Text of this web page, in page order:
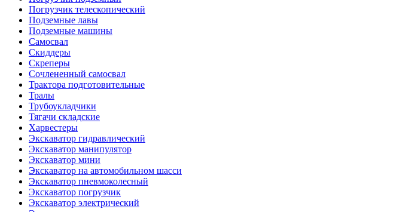
Погрузчик телескопический
Подземные лавы
Подземные машины
Самосвал
Скиддеры
Скреперы
Сочлененный самосвал
Трактора подготовительные
Тралы
Трубоукладчики
Тягачи складские
Харвестеры
Экскаватор гидравлический
Экскаватор манипулятор
Экскаватор мини
Экскаватор на автомобильном шасси
Экскаватор пневмоколесный
Экскаватор погрузчик
Экскаватор электрический